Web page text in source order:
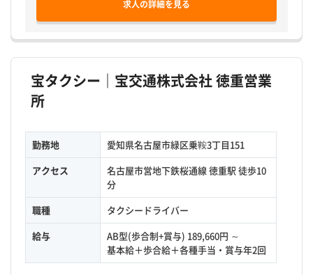
求人の詳細を見る
宝タクシー｜宝交通株式会社 徳重営業
所
勤務地
愛知県名古屋市緑区乗鞍3丁目151
アクセス
名古屋市営地下鉄桜通線 徳重駅 徒歩10
分
職種
タクシードライバー
給与
AB型(歩合制+賞与) 189,660円 ～
基本給＋歩合給＋各種手当・賞与年2回